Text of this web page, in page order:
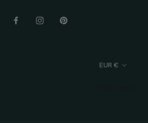
Devise
EUR €